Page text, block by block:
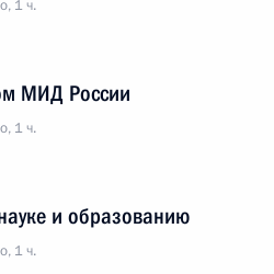
1 ч.
МИД России
1 ч.
и образованию
1 ч.